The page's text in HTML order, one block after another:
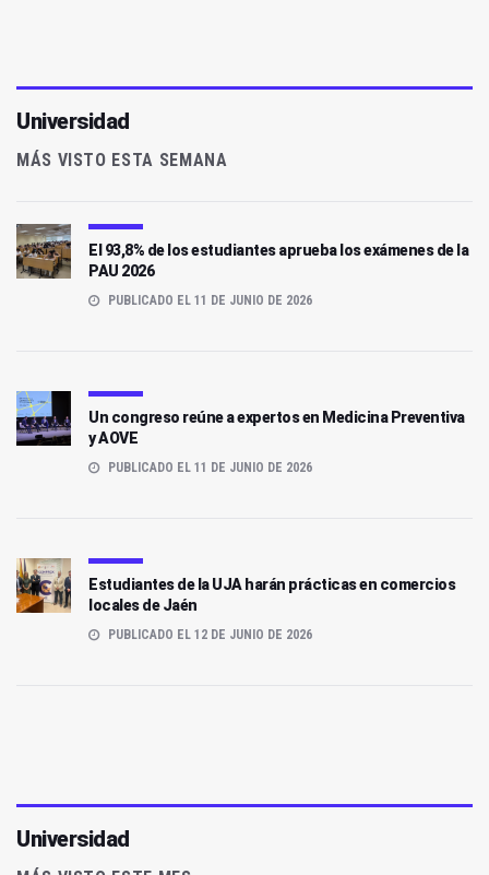
Universidad
MÁS VISTO ESTA SEMANA
El 93,8% de los estudiantes aprueba los exámenes de la
PAU 2026
PUBLICADO EL 11 DE JUNIO DE 2026
Un congreso reúne a expertos en Medicina Preventiva
y AOVE
PUBLICADO EL 11 DE JUNIO DE 2026
Estudiantes de la UJA harán prácticas en comercios
locales de Jaén
PUBLICADO EL 12 DE JUNIO DE 2026
Universidad